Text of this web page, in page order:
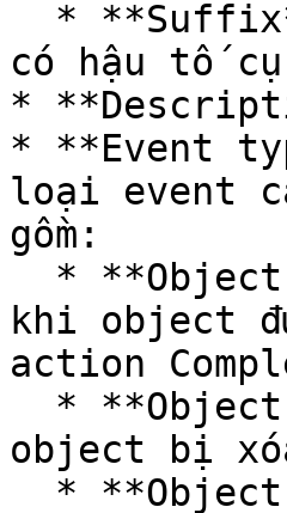
có hậu tố
*
* **Event
loại event
gồm:
khi object
action
object bị